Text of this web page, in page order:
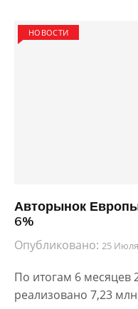
НОВОСТИ
Авторынок
6%
Опубликовано: 25
По итогам 6 месяцев
реализовано 7,23